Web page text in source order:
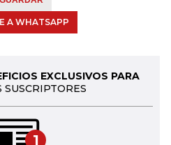
A WHATSAPP
EXCLUSIVOS PARA
SUSCRIPTORES
1